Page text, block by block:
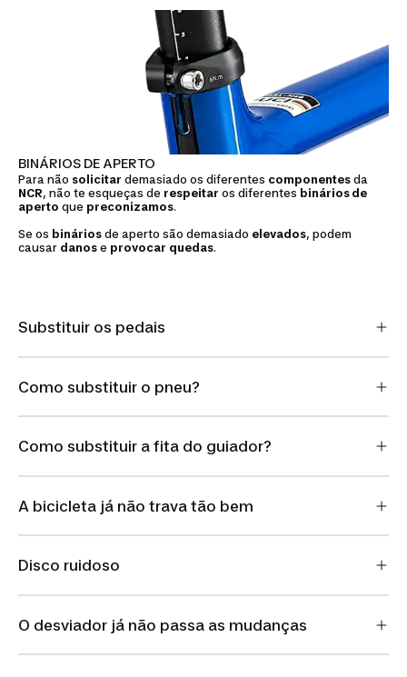
BINÁRIOS DE APERTO
Para não solicitar demasiado os diferentes componentes da
NCR, não te esqueças de respeitar os diferentes binários de
aperto que preconizamos.
Se os binários de aperto são demasiado elevados, podem
causar danos e provocar quedas.
Substituir os pedais
Como substituir o pneu?
Como substituir a fita do guiador?
A bicicleta já não trava tão bem
Disco ruidoso
O desviador já não passa as mudanças